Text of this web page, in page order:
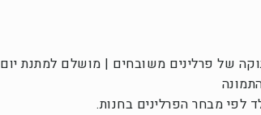
של פרלינים משובחים | מושלם למתנת יום
מבחר הפרלינים בחנות.